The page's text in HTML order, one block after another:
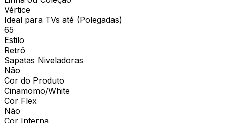
Vértice
Ideal para TVs até (Polegadas)
65
Estilo
Retrô
Sapatas Niveladoras
Não
Cor do Produto
Cinamomo/White
Cor Flex
Não
Cor Interna